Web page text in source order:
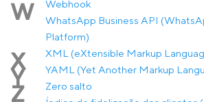
W
Webhook
WhatsApp Business API
Platform)
X XML (eXtensible Markup
Y YAML (Yet Another Markup
Z Zero salto